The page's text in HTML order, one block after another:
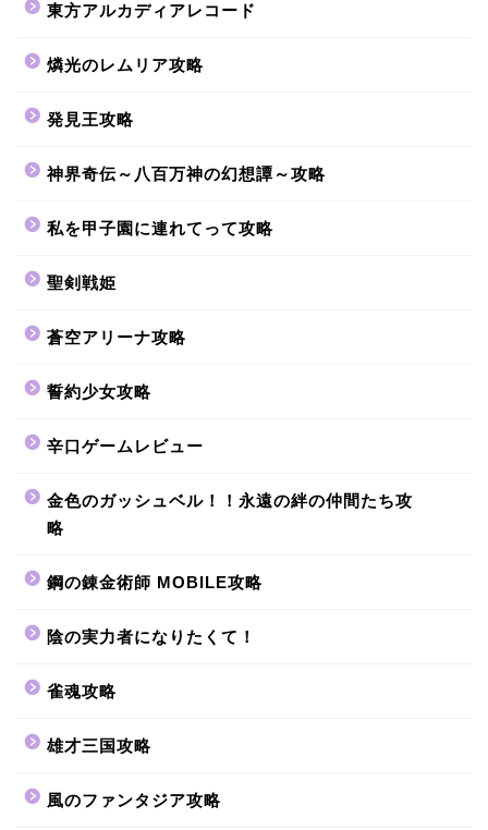
東方アルカディアレコード
燐光のレムリア攻略
発見王攻略
神界奇伝～八百万神の幻想譚～攻略
私を甲子園に連れてって攻略
聖剣戦姫
蒼空アリーナ攻略
誓約少女攻略
辛口ゲームレビュー
金色のガッシュベル！！永遠の絆の仲間たち攻
略
鋼の錬金術師 MOBILE攻略
陰の実力者になりたくて！
雀魂攻略
雄才三国攻略
風のファンタジア攻略